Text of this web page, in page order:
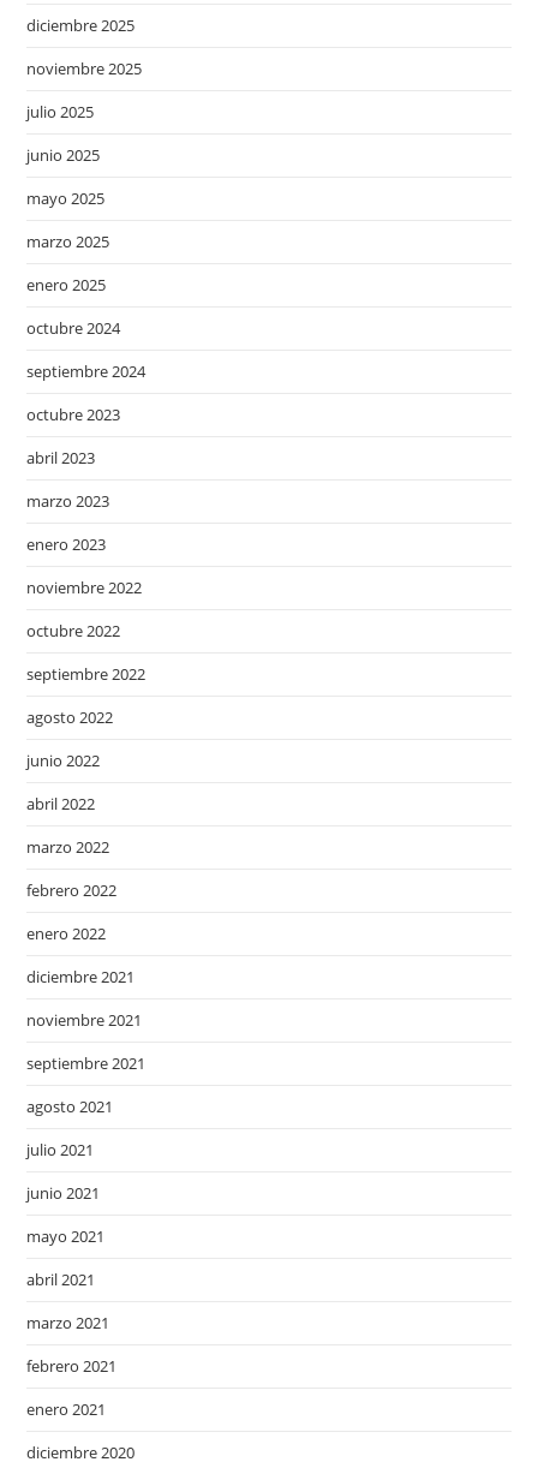
diciembre 2025
noviembre 2025
julio 2025
junio 2025
mayo 2025
marzo 2025
enero 2025
octubre 2024
septiembre 2024
octubre 2023
abril 2023
marzo 2023
enero 2023
noviembre 2022
octubre 2022
septiembre 2022
agosto 2022
junio 2022
abril 2022
marzo 2022
febrero 2022
enero 2022
diciembre 2021
noviembre 2021
septiembre 2021
agosto 2021
julio 2021
junio 2021
mayo 2021
abril 2021
marzo 2021
febrero 2021
enero 2021
diciembre 2020